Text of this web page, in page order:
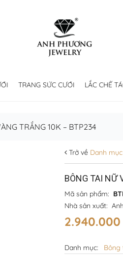
TRANG SỨC CƯỚI LẮC CHẾ
TRẮNG 10K – BTP234
Trở về Danh mục
BÔNG TAI NỮ
Mã sản phẩm:
Nhà sản xuất:
2.940.000
Danh mục:
Bông